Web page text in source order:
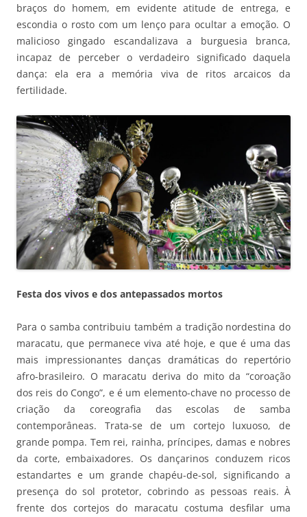
braços do homem, em evidente atitude de entrega, e
escondia o rosto com um lenço para ocultar a emoção. O
malicioso gingado escandalizava a burguesia branca,
incapaz de perceber o verdadeiro significado daquela
dança: ela era a memória viva de ritos arcaicos da
fertilidade.
Festa dos vivos e dos antepassados mortos
Para o samba contribuiu também a tradição nordestina do
maracatu, que permanece viva até hoje, e que é uma das
mais impressionantes danças dramáticas do repertório
afro-brasileiro. O maracatu deriva do mito da “coroação
dos reis do Congo”, e é um elemento-chave no processo de
criação da coreografia das escolas de samba
contemporâneas. Trata-se de um cortejo luxuoso, de
grande pompa. Tem rei, rainha, príncipes, damas e nobres
da corte, embaixadores. Os dançarinos conduzem ricos
estandartes e um grande chapéu-de-sol, significando a
presença do sol protetor, cobrindo as pessoas reais. À
frente dos cortejos do maracatu costuma desfilar uma